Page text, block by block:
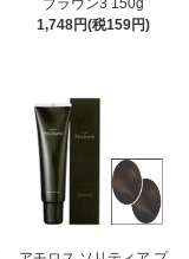
ブラウン3 150g
1,748円(税159円)